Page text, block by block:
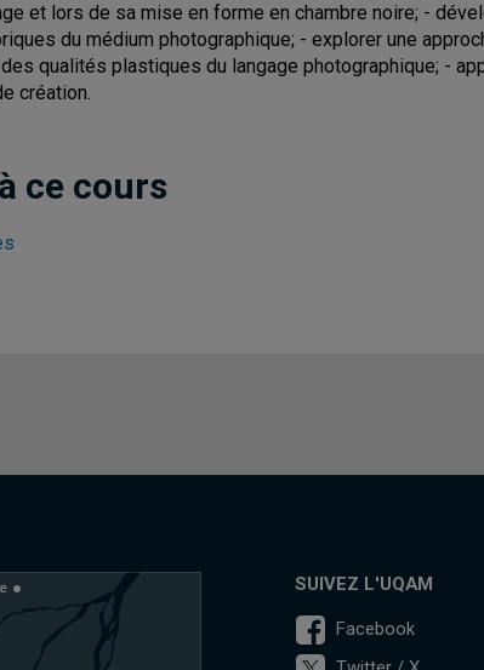
et lors de sa mise en forme en chambre noire; -
du médium photographique; - explorer une
qualités plastiques du langage photographique; -
création.
ce cours
SUIVEZ L'UQAM
Facebook